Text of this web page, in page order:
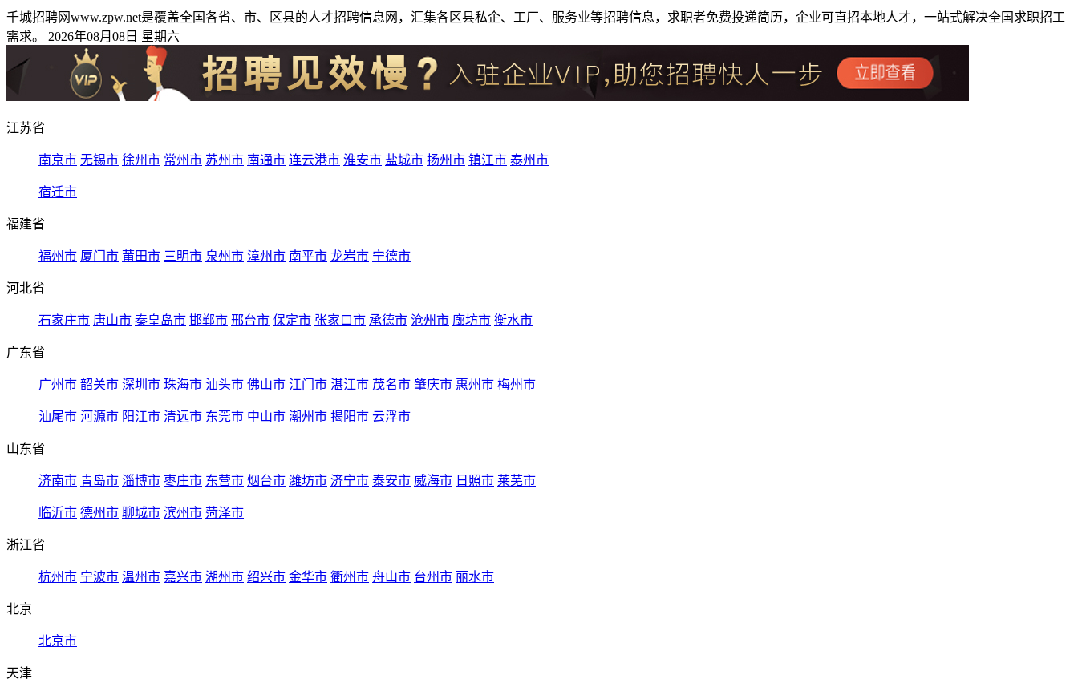
千城招聘网www.zpw.net是覆盖全国各省、市、区县的人才招聘信息网，汇集各区县私企、工厂、服务业等招聘信息，求职者免费投递简历，企业可直招本地人才，一站式解决全国求职招工
需求。 2026年08月08日 星期六
江苏省
南京市 无锡市 徐州市 常州市 苏州市 南通市 连云港市 淮安市 盐城市 扬州市 镇江市 泰州市
宿迁市
福建省
福州市 厦门市 莆田市 三明市 泉州市 漳州市 南平市 龙岩市 宁德市
河北省
石家庄市 唐山市 秦皇岛市 邯郸市 邢台市 保定市 张家口市 承德市 沧州市 廊坊市 衡水市
广东省
广州市 韶关市 深圳市 珠海市 汕头市 佛山市 江门市 湛江市 茂名市 肇庆市 惠州市 梅州市
汕尾市 河源市 阳江市 清远市 东莞市 中山市 潮州市 揭阳市 云浮市
山东省
济南市 青岛市 淄博市 枣庄市 东营市 烟台市 潍坊市 济宁市 泰安市 威海市 日照市 莱芜市
临沂市 德州市 聊城市 滨州市 菏泽市
浙江省
杭州市 宁波市 温州市 嘉兴市 湖州市 绍兴市 金华市 衢州市 舟山市 台州市 丽水市
北京
北京市
天津